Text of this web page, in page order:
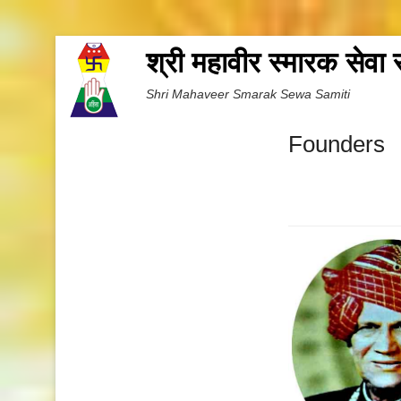
श्री महावीर स्मारक सेवा
Shri Mahaveer Smarak Sewa Samiti
Founders